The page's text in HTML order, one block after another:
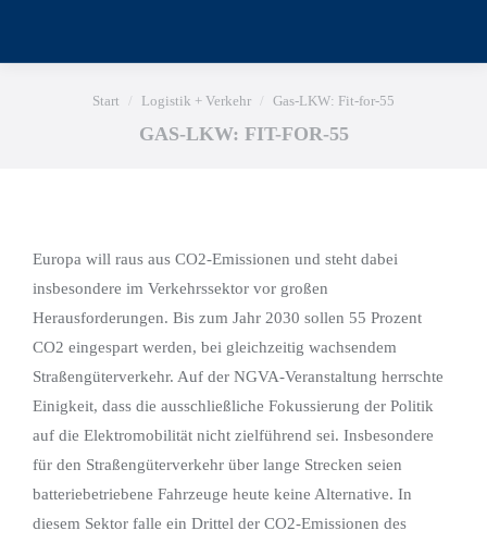
Sie befinden sich hier:
Start Logistik + Verkehr Gas-LKW: Fit-for-55
GAS-LKW: FIT-FOR-55
Europa will raus aus CO2-Emissionen und steht dabei
insbesondere im Verkehrssektor vor großen
Herausforderungen. Bis zum Jahr 2030 sollen 55 Prozent
CO2 eingespart werden, bei gleichzeitig wachsendem
Straßengüterverkehr. Auf der NGVA-Veranstaltung herrschte
Einigkeit, dass die ausschließliche Fokussierung der Politik
auf die Elektromobilität nicht zielführend sei. Insbesondere
für den Straßengüterverkehr über lange Strecken seien
batteriebetriebene Fahrzeuge heute keine Alternative. In
diesem Sektor falle ein Drittel der CO2-Emissionen des